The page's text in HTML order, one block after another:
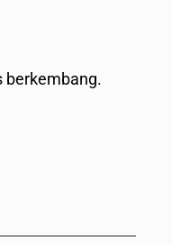
berkembang.